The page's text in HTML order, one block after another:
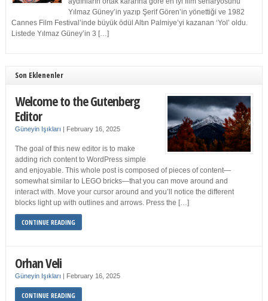
Yılmaz Güney’in yazıp Şerif Gören’in yönettiği ve 1982
Cannes Film Festival’inde büyük ödül Altın Palmiye’yi kazanan ‘Yol’ oldu.
Listede Yılmaz Güney’in 3 […]
Son Eklenenler
Welcome to the Gutenberg
Editor
Güneyin Işıkları | February 16, 2025
The goal of this new editor is to make
adding rich content to WordPress simple
and enjoyable. This whole post is composed of pieces of content—
somewhat similar to LEGO bricks—that you can move around and
interact with. Move your cursor around and you’ll notice the different
blocks light up with outlines and arrows. Press the […]
CONTINUE READING
Orhan Veli
Güneyin Işıkları | February 16, 2025
CONTINUE READING